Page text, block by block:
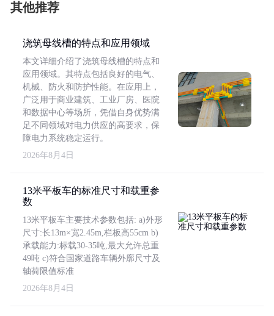
其他推荐
浇筑母线槽的特点和应用领域
本文详细介绍了浇筑母线槽的特点和
应用领域。其特点包括良好的电气、
机械、防火和防护性能。在应用上，
广泛用于商业建筑、工业厂房、医院
和数据中心等场所，凭借自身优势满
足不同领域对电力供应的高要求，保
障电力系统稳定运行。
2026年8月4日
13米平板车的标准尺寸和载重参
数
13米平板车主要技术参数包括: a)外形
尺寸:长13m×宽2.45m,栏板高55cm b)
承载能力:标载30-35吨,最大允许总重
49吨 c)符合国家道路车辆外廓尺寸及
轴荷限值标准
2026年8月4日